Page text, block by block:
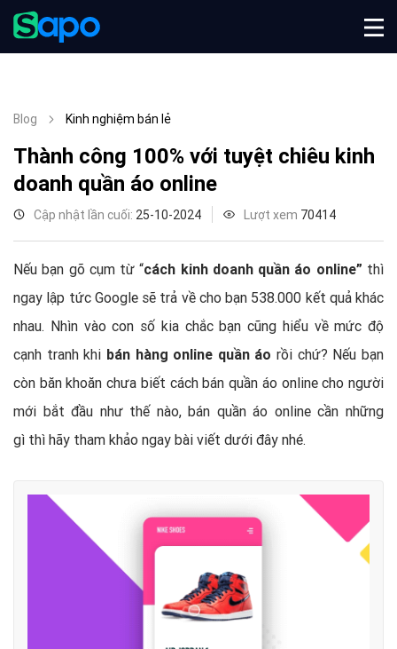
Blog Kinh nghiệm bán lẻ
Thành công 100% với tuyệt chiêu kinh
doanh quần áo online
Cập nhật lần cuối: 25-10-2024 Lượt xem 70414
Nếu bạn gõ cụm từ “cách kinh doanh quần áo online” thì
ngay lập tức Google sẽ trả về cho bạn 538.000 kết quả khác
nhau. Nhìn vào con số kia chắc bạn cũng hiểu về mức độ
cạnh tranh khi bán hàng online quần áorồi chứ? Nếu bạn
còn băn khoăn chưa biết cách bán quần áo online cho người
mới bắt đầu như thế nào, bán quần áo online cần những
gì thì hãy tham khảo ngay bài viết dưới đây nhé.